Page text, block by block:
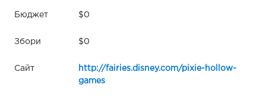
Бюджет $0
Збори $0
Сайт
http://fairies.disney.com/pixie-hollow-
games